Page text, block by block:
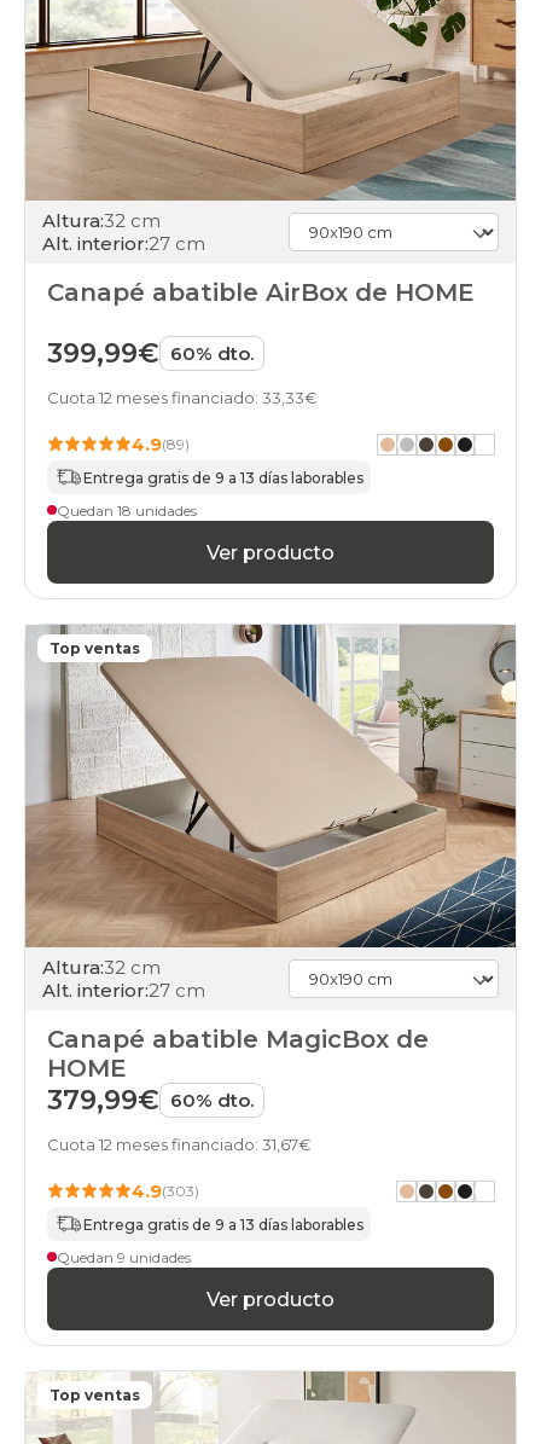
135x180cm
online
black-
days
canapes-
abatibles
135x190cm
online
black-
canapes-
days
140x180cmespecial
black-
days
canapes-
abatibles
online
black-
days
canapes-
abatibles
140x200cmespecial
canapes-
abatibles
150x180cm-
doble
online
black-
days
canapes-
abatibles
75x180-
days
online
canapes-
150x190cm-
doble
online
days
Altura:32 cm
Alt. interior:27 cm
Canapé abatible AirBox de HOME
399,99€ 60% dto.
Cuota 12 meses financiado: 33,33€
4.9(89)
Entrega gratis de 9 a 13 días laborables
Quedan 18 unidades
Ver producto
Top ventas
Altura:32 cm
Alt. interior:27 cm
Canapé abatible MagicBox de
HOME
379,99€ 60% dto.
Cuota 12 meses financiado: 31,67€
4.9(303)
Entrega gratis de 9 a 13 días laborables
Quedan 9 unidades
Ver producto
Top ventas